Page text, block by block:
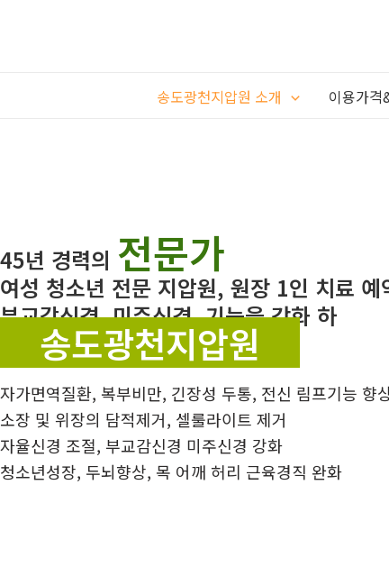
송도광천지압원 소개 이용가격
45년 경력의 전문가
여성 청소년 전문 지압원, 원장 1인 치료 예
부교감신경, 미주신경, 기능을 강화 하
송도광천지압원
자가면역질환, 복부비만, 긴장성 두통, 전신 림프기능 향
소장 및 위장의 담적제거, 셀룰라이트 제거
자율신경 조절, 부교감신경 미주신경 강화
청소년성장, 두뇌향상, 목 어깨 허리 근육경직 완화